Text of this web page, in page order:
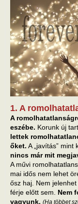
1. A
A
eszébe. Korunk új
lettek
őket. A „javítás”
nincs már mit
A művi
mai idős nem lehet
ősz haj. Nem
férje előtt sem. Nem
vagyunk. (Ha többet